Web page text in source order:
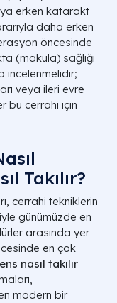
erken katarakt
daha erken
öncesinde
(makula) sağlığı
incelenmelidir;
veya ileri evre
bu cerrahi için
Takılır?
cerrahi tekniklerin
günümüzde en
arasında yer
en çok
nasıl takılır
modern bir